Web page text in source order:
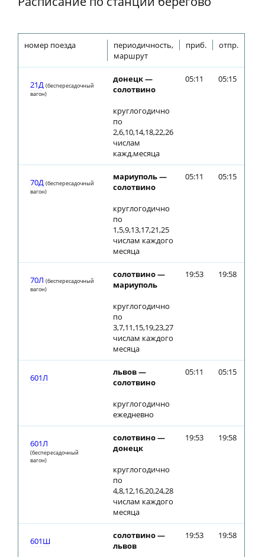
номер поезда
периодичность,
маршрут
приб. отпр.
21Д (беспересадочный
вагон)
донецк —
солотвино
круглогодично
по
2,6,10,14,18,22,26
числам
кажд.месяца
05:11 05:15
70Д (беспересадочный
вагон)
мариуполь —
солотвино
круглогодично
по
1,5,9,13,17,21,25
числам каждого
месяца
05:11 05:15
70Л (беспересадочный
вагон)
солотвино —
мариуполь
круглогодично
по
3,7,11,15,19,23,27
числам каждого
месяца
19:53 19:58
601Л
львов —
солотвино
круглогодично
ежедневно
05:11 05:15
601Л
(беспересадочный
вагон)
солотвино —
донецк
круглогодично
по
4,8,12,16,20,24,28
числам каждого
месяца
19:53 19:58
601Ш
солотвино —
львов
19:53 19:58